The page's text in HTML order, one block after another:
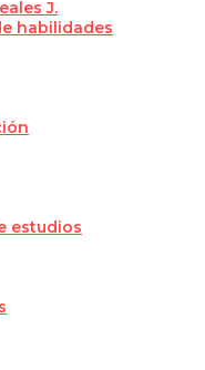
J.
habilidades
estudios